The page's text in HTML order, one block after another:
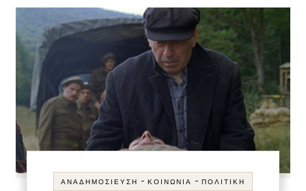
ΑΝΑΔΗΜΟΣΊΕΥΣΗ - ΚΟΙΝΩΝΊΑ - ΠΟΛΙΤΙΚΉ